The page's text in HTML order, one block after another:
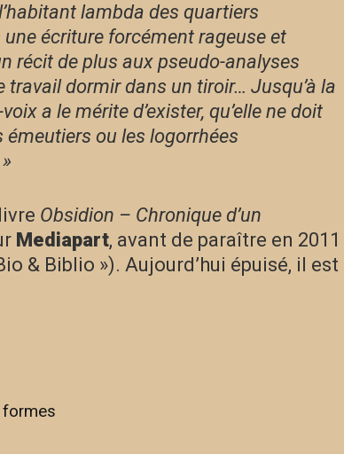
lambda des quartiers
écriture forcément rageuse et
récit de plus aux pseudo-analyses
travail dormir dans un tiroir… Jusqu’à la
a le mérite d’exister, qu’elle ne doit
ou les logorrhées
Obsidion – Chronique d’un
Mediapart, avant de paraître en 2011
& Biblio »). Aujourd’hui épuisé, il est
formes